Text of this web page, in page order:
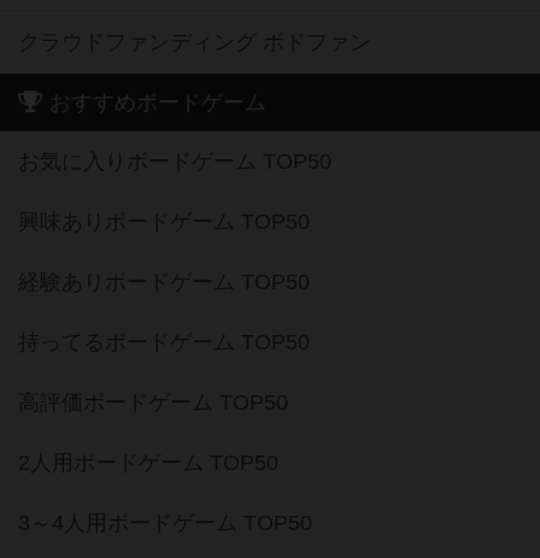
クラウドファンディング ボドファン
おすすめボードゲーム
お気に入りボードゲーム TOP50
興味ありボードゲーム TOP50
経験ありボードゲーム TOP50
持ってるボードゲーム TOP50
高評価ボードゲーム TOP50
2人用ボードゲーム TOP50
3～4人用ボードゲーム TOP50